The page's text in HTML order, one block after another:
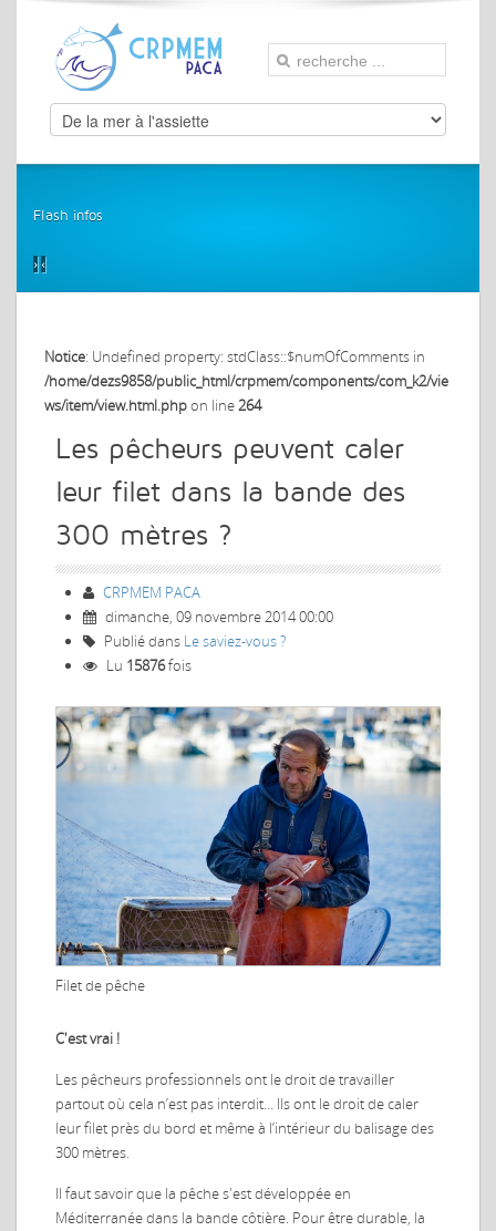
Flash infos
› ‹
Notice: Undefined property: stdClass::$numOfComments in
/home/dezs9858/public_html/crpmem/components/com_k2/vie
ws/item/view.html.phpon line264
Les pêcheurs peuvent caler
leur filet dans la bande des
300 mètres ?
CRPMEM PACA
dimanche, 09 novembre 2014 00:00
Publié dans Le saviez-vous ?
Lu 15876fois
Filet de pêche
C'est vrai !
Les pêcheurs professionnels ont le droit de travailler
partout où cela n’est pas interdit… Ils ont le droit de caler
leur filet près du bord et même à l’intérieur du balisage des
300 mètres.
Il faut savoir que la pêche s'est développée en
Méditerranée dans la bande côtière. Pour être durable, la